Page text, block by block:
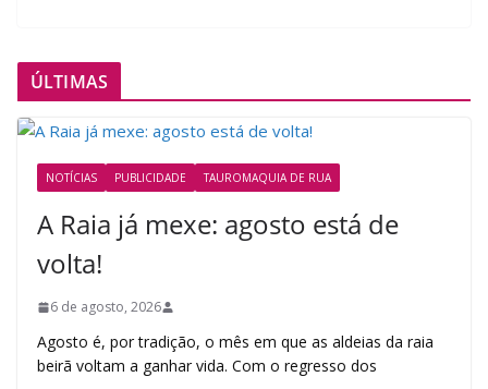
ÚLTIMAS
NOTÍCIAS PUBLICIDADE TAUROMAQUIA DE RUA
A Raia já mexe: agosto está de
volta!
6 de agosto, 2026
Agosto é, por tradição, o mês em que as aldeias da raia
beirã voltam a ganhar vida. Com o regresso dos